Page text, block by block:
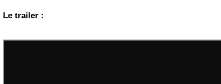
Le trailer :